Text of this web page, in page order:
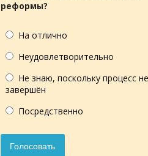
реформы?
На отлично
Неудовлетворительно
Не знаю, поскольку процесс не
завершён
Посредственно
Голосовать